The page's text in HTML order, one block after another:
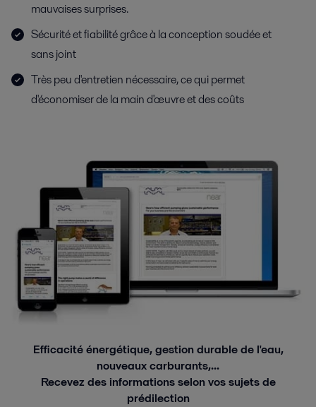
mauvaises surprises.
Sécurité et fiabilité grâce à la conception soudée et
sans joint
Très peu d'entretien nécessaire, ce qui permet
d'économiser de la main d'œuvre et des coûts
Efficacité énergétique, gestion durable de l'eau,
nouveaux carburants,...
Recevez des informations selon vos sujets de
prédilection